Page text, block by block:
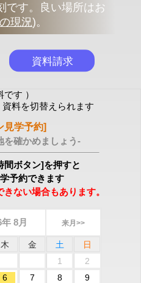
です。良い場所はお
現況)。
です ）
資料を切替えられます
見学予約]
を確かめましょう-
間ボタン]を押すと
予約できます
ない場合もあります。
8月 来月>>
木 金 土
日
1
2
6 7 8 9